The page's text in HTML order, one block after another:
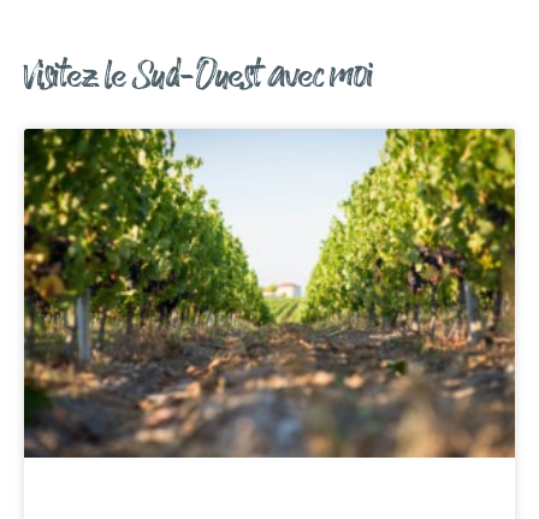
Visitez le Sud-Ouest avec moi